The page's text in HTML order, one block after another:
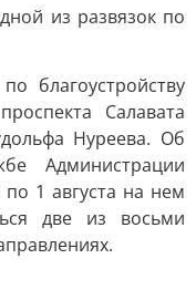
из развязок по
благоустройству
Салавата
Нуреева. Об
Администрации
1 августа на нем
две из восьми